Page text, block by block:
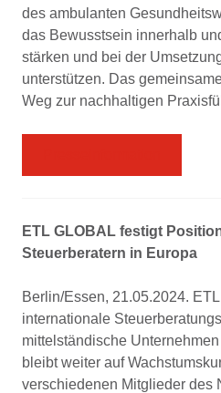
des ambulanten
das Bewusstsein innerhalb
stärken und bei der
unterstützen. Das
Weg zur nachhaltigen
ETL GLOBAL festigt
Steuerberatern in Europa
Berlin/Essen, 21.05.2024.
internationale
mittelständische
bleibt weiter auf
verschiedenen Mitglieder des